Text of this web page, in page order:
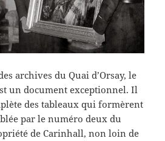
archives du Quai d’Orsay, le
un document exceptionnel. Il
des tableaux qui formèrent
par le numéro deux du
de Carinhall, non loin de